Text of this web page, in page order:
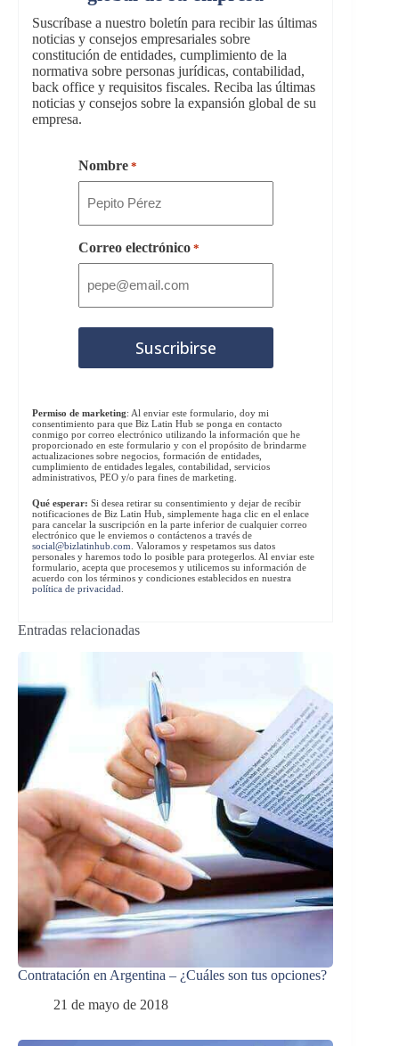
Suscríbase a nuestro boletín para recibir las últimas
noticias y consejos empresariales sobre
constitución de entidades, cumplimiento de la
normativa sobre personas jurídicas, contabilidad,
back office y requisitos fiscales. Reciba las últimas
noticias y consejos sobre la expansión global de su
empresa.
Nombre *
Correo electrónico *
Permiso de marketing: Al enviar este formulario, doy mi
consentimiento para que Biz Latin Hub se ponga en contacto
conmigo por correo electrónico utilizando la información que he
proporcionado en este formulario y con el propósito de brindarme
actualizaciones sobre negocios, formación de entidades,
cumplimiento de entidades legales, contabilidad, servicios
administrativos, PEO y/o para fines de marketing.
Qué esperar: Si desea retirar su consentimiento y dejar de recibir
notificaciones de Biz Latin Hub, simplemente haga clic en el enlace
para cancelar la suscripción en la parte inferior de cualquier correo
electrónico que le enviemos o contáctenos a través de
social@bizlatinhub.com . Valoramos y respetamos sus datos
personales y haremos todo lo posible para protegerlos. Al enviar este
formulario, acepta que procesemos y utilicemos su información de
acuerdo con los términos y condiciones establecidos en nuestra
política de privacidad
Entradas relacionadas
Contratación en Argentina – ¿Cuáles son tus opciones?
21 de mayo de 2018